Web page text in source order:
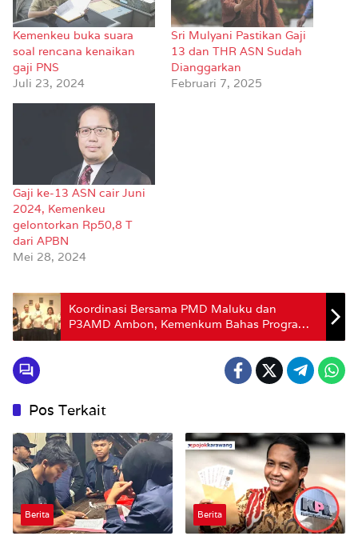
Kemenkeu buka suara
soal rencana kenaikan
gaji PNS
Juli 23, 2024
Sri Mulyani Pastikan Gaji
13 dan THR ASN Sudah
Dianggarkan
Februari 7, 2025
Gaji ke-13 ASN cair Juni
2024, Kemenkeu
gelontorkan Rp50,8 T
dari APBN
Mei 28, 2024
Koordinasi Bersama PMD Maluku dan
P3AMD Ambon, Kemenkum Bahas Program
Desa Sadar Hukum dan PJA 2025
Pos Terkait
Berita Berita